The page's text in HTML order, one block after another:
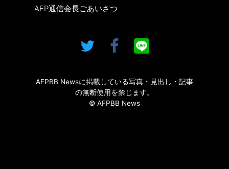
AFP通信会長ごあいさつ
AFPBB Newsに掲載している写真・見出し・記事
の無断使用を禁じます。
© AFPBB News